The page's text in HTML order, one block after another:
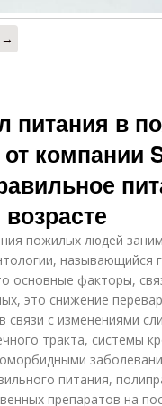
→
питания в
от компании
пожилых людей
называющийся
основные факторы,
это снижение
связи с изменениями
тракта, системы
питания,
препаратов на